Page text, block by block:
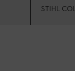
STIHL